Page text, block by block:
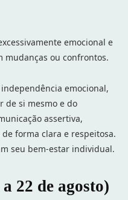
emocional e
mudanças ou confrontos.
emocional,
de si mesmo e do
assertiva,
forma clara e respeitosa.
seu bem-estar individual.
22 de agosto)